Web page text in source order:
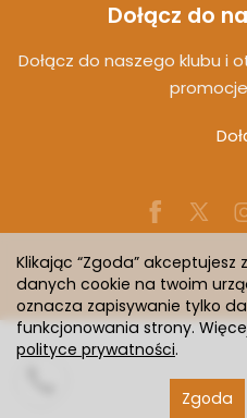
Dołącz do
Dołącz do naszego klubu i
Klikając “Zgoda” akceptujesz
danych cookie na twoim
oznacza zapisywanie tylko
funkcjonowania strony.
polityce prywatności.
Zgoda